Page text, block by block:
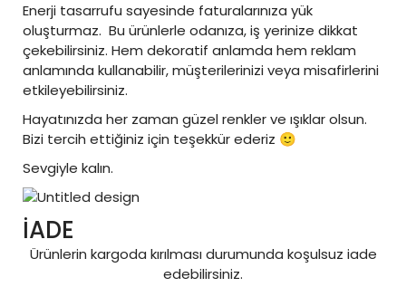
Enerji tasarrufu sayesinde faturalarınıza yük
oluşturmaz. Bu ürünlerle odanıza, iş yerinize dikkat
çekebilirsiniz. Hem dekoratif anlamda hem reklam
anlamında kullanabilir, müşterilerinizi veya misafirlerini
etkileyebilirsiniz.
Hayatınızda her zaman güzel renkler ve ışıklar olsun.
Bizi tercih ettiğiniz için teşekkür ederiz 🙂
Sevgiyle kalın.
İADE
Ürünlerin kargoda kırılması durumunda koşulsuz iade
edebilirsiniz.